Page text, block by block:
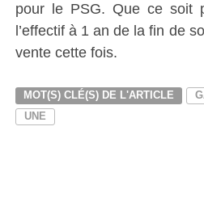
pour le PSG. Que ce soit
l’effectif à 1 an de la fin de
vente cette fois.
MOT(S) CLÉ(S) DE L'ARTICLE
UNE